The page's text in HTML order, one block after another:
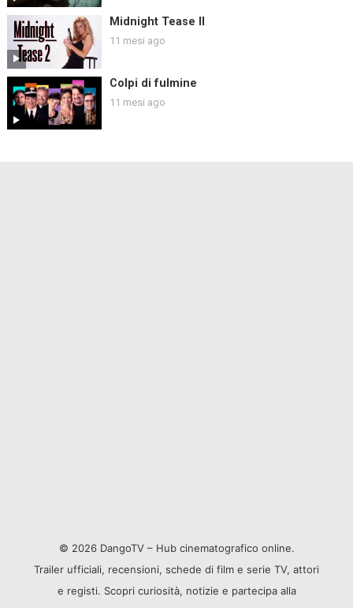
Midnight Tease II
11 mesi ago
Colpi di fulmine
11 mesi ago
© 2026 DangoTV – Hub cinematografico online.
Trailer ufficiali, recensioni, schede di film e serie TV, attori
e registi. Scopri curiosità, notizie e partecipa alla